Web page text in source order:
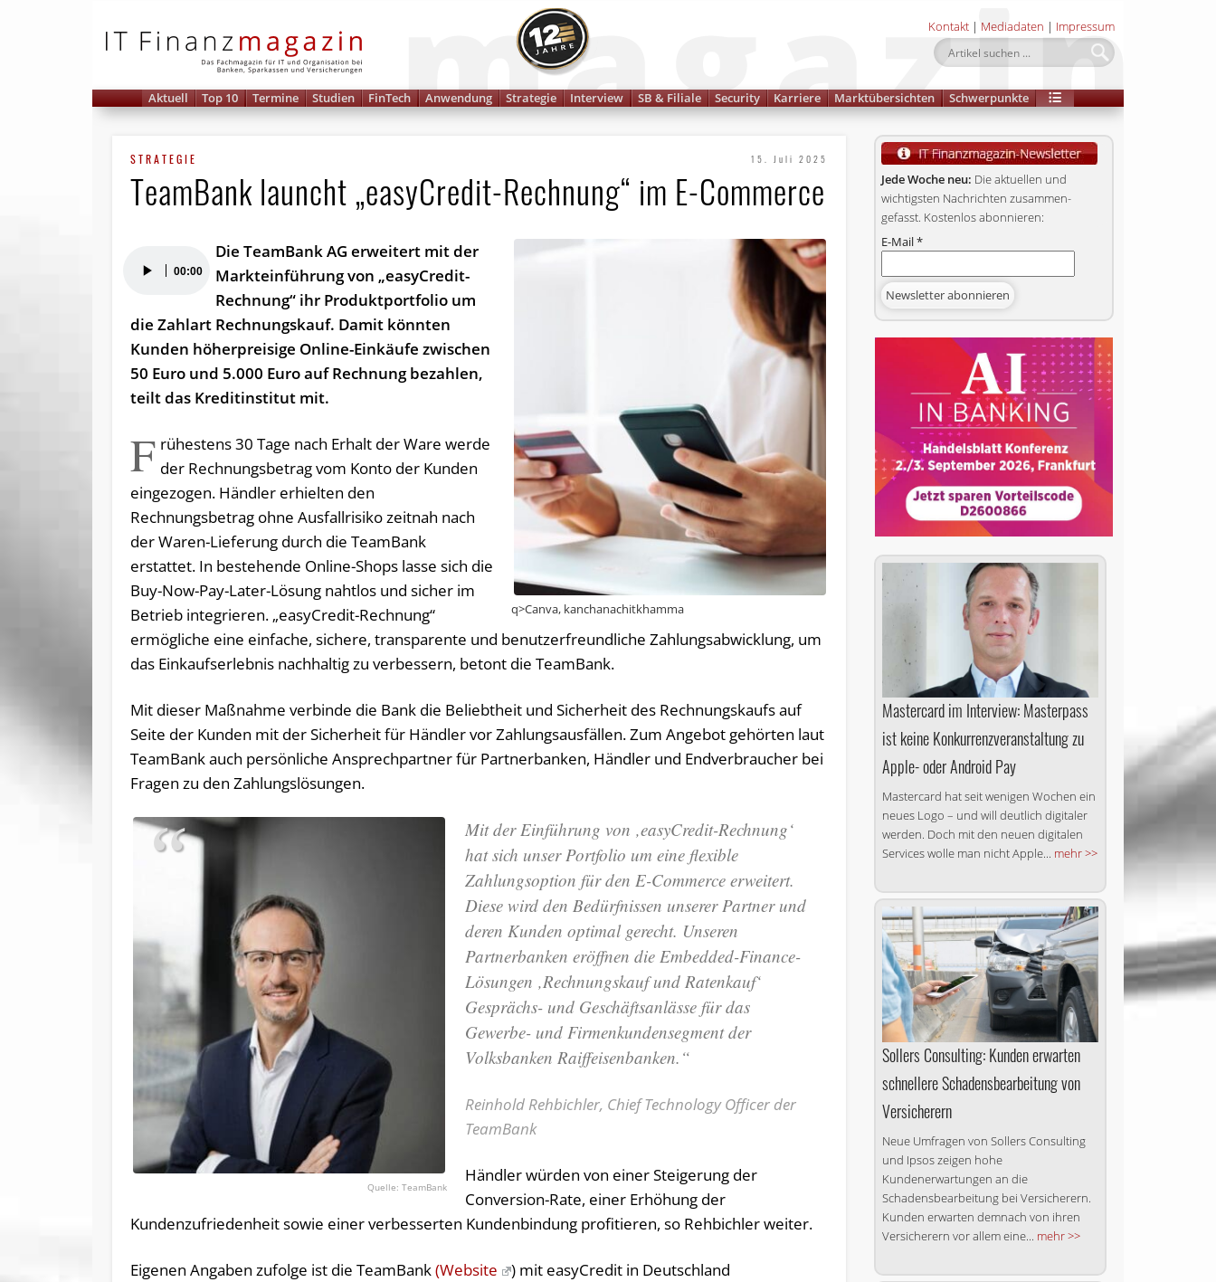
Kontakt | Mediadaten | Impressum
Aktuell Top 10 Termine Studien FinTech Anwendung Strategie Interview SB & Filiale Security Karriere Marktübersichten Schwerpunkte
STRATEGIE 15. Juli 2025
TeamBank launcht „easyCredit-Rechnung“ im E-Commerce
q>Canva, kanchanachitkhamma
Player 00:00
Die TeamBank AG erweitert mit der
Markteinführung von „easyCredit-
Rechnung“ ihr Produktportfolio um
die Zahlart Rechnungskauf. Damit könnten
Kunden höherpreisige Online-Einkäufe zwischen
50 Euro und 5.000 Euro auf Rechnung bezahlen,
teilt das Kreditinstitut mit.
F rühestens 30 Tage nach Erhalt der Ware werde
der Rechnungsbetrag vom Konto der Kunden
eingezogen. Händler erhielten den
Rechnungsbetrag ohne Ausfallrisiko zeitnah nach
der Waren-Lieferung durch die TeamBank
erstattet. In bestehende Online-Shops lasse sich die
Buy-Now-Pay-Later-Lösung nahtlos und sicher im
Betrieb integrieren. „easyCredit-Rechnung“
ermögliche eine einfache, sichere, transparente und benutzerfreundliche Zahlungsabwicklung, um
das Einkaufserlebnis nachhaltig zu verbessern, betont die TeamBank.
Mit dieser Maßnahme verbinde die Bank die Beliebtheit und Sicherheit des Rechnungskaufs auf
Seite der Kunden mit der Sicherheit für Händler vor Zahlungsausfällen. Zum Angebot gehörten laut
TeamBank auch persönliche Ansprechpartner für Partnerbanken, Händler und Endverbraucher bei
Fragen zu den Zahlungslösungen.
TeamBank
Mit der Einführung von ‚easyCredit-Rechnung‘
hat sich unser Portfolio um eine flexible
Zahlungsoption für den E-Commerce erweitert.
Diese wird den Bedürfnissen unserer Partner und
deren Kunden optimal gerecht. Unseren
Partnerbanken eröffnen die Embedded-Finance-
Lösungen ‚Rechnungskauf und Ratenkauf‘
Gesprächs- und Geschäftsanlässe für das
Gewerbe- und Firmenkundensegment der
Volksbanken Raiffeisenbanken.“
Reinhold Rehbichler, Chief Technology Officer der
TeamBank
Händler würden von einer Steigerung der
Conversion-Rate, einer Erhöhung der
Kundenzufriedenheit sowie einer verbesserten Kundenbindung profitieren, so Rehbichler weiter.
Eigenen Angaben zufolge ist die TeamBank(Website
) mit easyCredit in Deutschland
Jede Woche neu: Die aktuellen und
wichtigsten Nachrichten zusammen­
gefasst. Kostenlos abonnieren:
E-Mail*
Mastercard im Interview: Masterpass
ist keine Konkurrenzveranstaltung zu
Apple- oder Android Pay
Mastercard hat seit wenigen Wochen ein
neues Logo – und will deutlich digitaler
werden. Doch mit den neuen digitalen
Services wolle man nicht Apple... mehr >>
Sollers Consulting: Kunden erwarten
schnellere Schadensbearbeitung von
Versicherern
Neue Umfragen von Sollers Consulting
und Ipsos zeigen hohe
Kundenerwartungen an die
Schadensbearbeitung bei Versicherern.
Kunden erwarten demnach von ihren
Versicherern vor allem eine... mehr >>